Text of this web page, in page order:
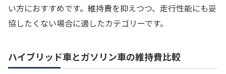
い方におすすめです。維持費を抑えつつ、走行性能にも妥
協したくない場合に適したカテゴリーです。
ハイブリッド車とガソリン車の維持費比較